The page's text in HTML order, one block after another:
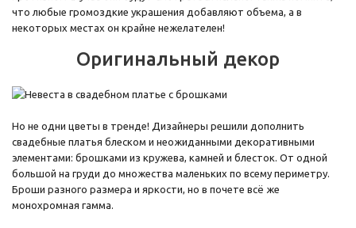
что любые громоздкие украшения добавляют объема, а в
некоторых местах он крайне нежелателен!
Оригинальный декор
Но не одни цветы в тренде! Дизайнеры решили дополнить
свадебные платья блеском и неожиданными декоративными
элементами: брошками из кружева, камней и блесток. От одной
большой на груди до множества маленьких по всему периметру.
Броши разного размера и яркости, но в почете всё же
монохромная гамма.